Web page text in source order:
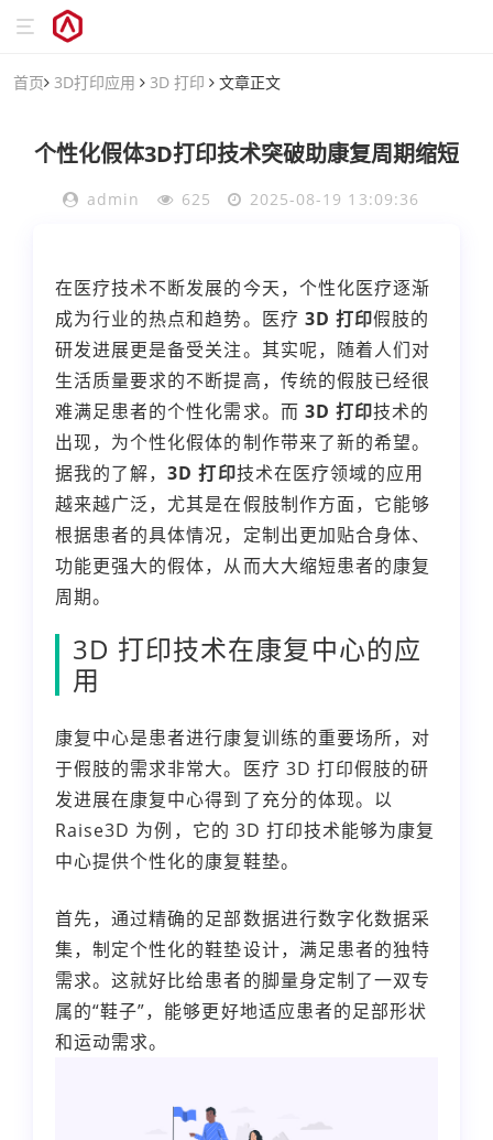
首页 3D打印应用 3D 打印 文章正文
个性化假体3D打印技术突破助康复周期缩短
admin 625 2025-08-19 13:09:36
在医疗技术不断发展的今天，个性化医疗逐渐
成为行业的热点和趋势。医疗 3D 打印假肢的
研发进展更是备受关注。其实呢，随着人们对
生活质量要求的不断提高，传统的假肢已经很
难满足患者的个性化需求。而 3D 打印技术的
出现，为个性化假体的制作带来了新的希望。
据我的了解，3D 打印技术在医疗领域的应用
越来越广泛，尤其是在假肢制作方面，它能够
根据患者的具体情况，定制出更加贴合身体、
功能更强大的假体，从而大大缩短患者的康复
周期。
3D 打印技术在康复中心的应
用
康复中心是患者进行康复训练的重要场所，对
于假肢的需求非常大。医疗 3D 打印假肢的研
发进展在康复中心得到了充分的体现。以
Raise3D 为例，它的 3D 打印技术能够为康复
中心提供个性化的康复鞋垫。
首先，通过精确的足部数据进行数字化数据采
集，制定个性化的鞋垫设计，满足患者的独特
需求。这就好比给患者的脚量身定制了一双专
属的“鞋子”，能够更好地适应患者的足部形状
和运动需求。